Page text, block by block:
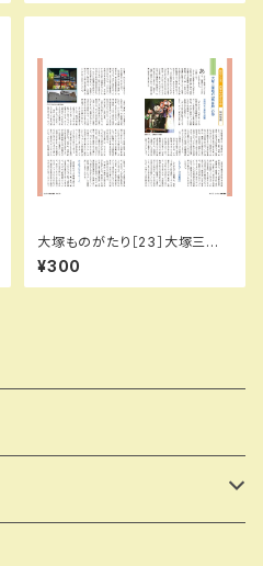
大塚ものがたり［23］大塚三業
地の「現在地」…の巻／城所信
英（とっぴぃ130号）
¥300